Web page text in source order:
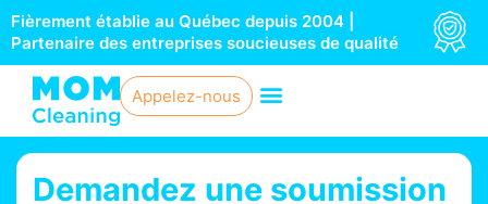
Aller
au
contenu
Fièrement établie au Québec depuis 2004 |
Partenaire des entreprises soucieuses de qualité
Appelez-nous
Demandez une soumission